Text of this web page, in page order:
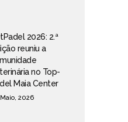
2026: 2.ª
reuniu a
no Top-
Maia Center
2026